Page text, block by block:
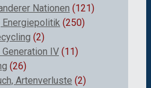
Nationen (121)
Energiepolitik (250)
(2)
IV (11)
(26)
Artenverluste (2)